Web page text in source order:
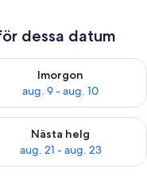
dessa datum
8 - aug. 9
Imorgon
aug. 9 - aug. 10
tillgängligheten
helgen aug. 14 - aug.
Nästa helg
aug. 21 - aug. 23
tillgängligheten